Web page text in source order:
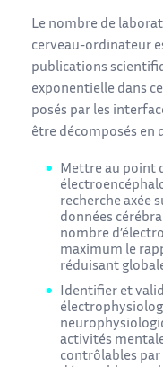
Le nombre de
cerveau-ordinateur
publications
exponentielle dans
posés par les
être décomposés en
Mettre au point
recherche axée
données
nombre
maximum le
réduisant
Identifier et
activités
contrôlables par